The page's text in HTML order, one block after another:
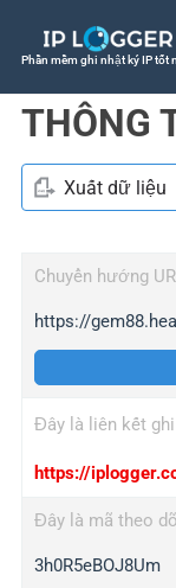
Phần mềm ghi nhật ký IP tốt
THÔNG
Xuất dữ liệu
Chuyển hướng
https://
Đây là liên kết
https://
Đây là mã theo
3h0R5eBOJ8Um